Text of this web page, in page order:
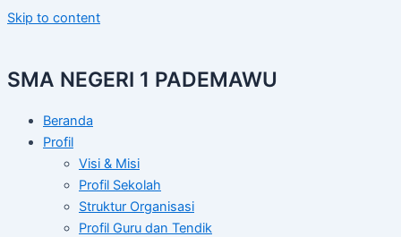
Skip to content
SMA NEGERI 1 PADEMAWU
Beranda
Profil
Visi & Misi
Profil Sekolah
Struktur Organisasi
Profil Guru dan Tendik